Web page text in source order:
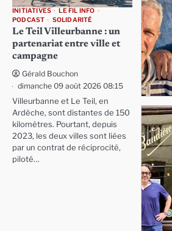
INITIATIVES
LE FIL INFO
PODCAST
SOLIDARITÉ
Le Teil Villeurbanne : un
partenariat entre ville et
campagne
Gérald Bouchon
dimanche 09 août 2026 08:15
Villeurbanne et Le Teil, en
Ardèche, sont distantes de 150
kilomètres. Pourtant, depuis
2023, les deux villes sont liées
par un contrat de réciprocité,
piloté…